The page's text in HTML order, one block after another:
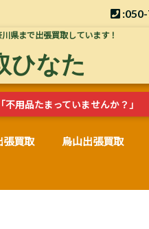
県まで出張買取しています！
ひなた
用品たまっていませんか？」
張買取 烏山出張買取